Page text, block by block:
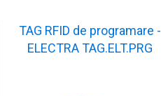
TAG RFID de programare -
ELECTRA TAG.ELT.PRG